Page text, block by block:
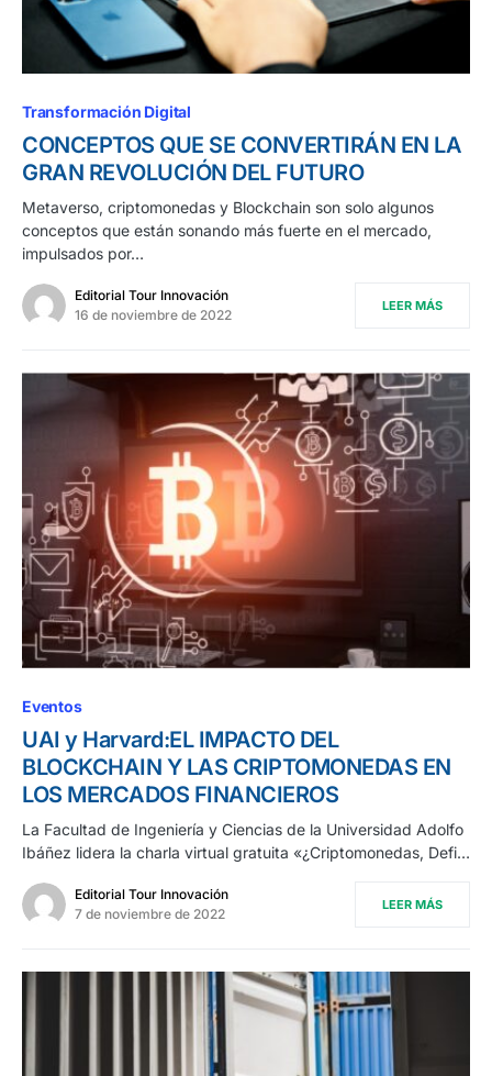
Transformación Digital
CONCEPTOS QUE SE CONVERTIRÁN EN LA
GRAN REVOLUCIÓN DEL FUTURO
Metaverso, criptomonedas y Blockchain son solo algunos
conceptos que están sonando más fuerte en el mercado,
impulsados por…
Editorial Tour Innovación
16 de noviembre de 2022
LEER MÁS
Eventos
UAI y Harvard:EL IMPACTO DEL
BLOCKCHAIN Y LAS CRIPTOMONEDAS EN
LOS MERCADOS FINANCIEROS
La Facultad de Ingeniería y Ciencias de la Universidad Adolfo
Ibáñez lidera la charla virtual gratuita «¿Criptomonedas, Defi…
Editorial Tour Innovación
7 de noviembre de 2022
LEER MÁS